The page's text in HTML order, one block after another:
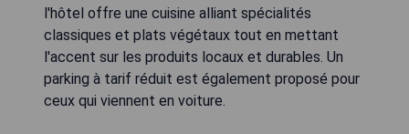
l'hôtel offre une cuisine alliant spécialités
classiques et plats végétaux tout en mettant
l'accent sur les produits locaux et durables. Un
parking à tarif réduit est également proposé pour
ceux qui viennent en voiture.